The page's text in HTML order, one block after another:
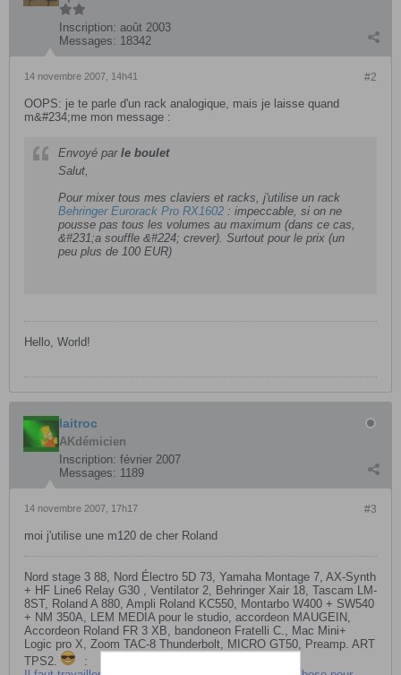
Inscription: août 2003
Messages: 18342
#2
14 novembre 2007, 14h41
OOPS: je te parle d'un rack analogique, mais je laisse quand
m&#234;me mon message :
Envoyé par le boulet
Salut,
Pour mixer tous mes claviers et racks, j'utilise un rack
Behringer Eurorack Pro RX1602 : impeccable, si on ne
pousse pas tous les volumes au maximum (dans ce cas,
&#231;a souffle &#224; crever). Surtout pour le prix (un
peu plus de 100 EUR)
Hello, World!
laitroc
AKdémicien
Inscription: février 2007
Messages: 1189
#3
14 novembre 2007, 17h17
moi j'utilise une m120 de cher Roland
Nord stage 3 88, Nord Électro 5D 73, Yamaha Montage 7, AX-Synth
+ HF Line6 Relay G30 , Ventilator 2, Behringer Xair 18, Tascam LM-
8ST, Roland A 880, Ampli Roland KC550, Montarbo W400 + SW540
+ NM 350A, LEM MEDIA pour le studio, accordeon MAUGEIN,
Accordeon Roland FR 3 XB, bandoneon Fratelli C., Mac Mini+
Logic pro X, Zoom TAC-8 Thunderbolt, MICRO GT50, Preamp. ART
TPS2.
: